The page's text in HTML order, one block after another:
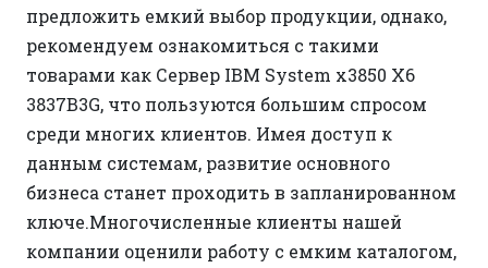
предложить емкий выбор продукции, однако,
рекомендуем ознакомиться с такими
товарами как Сервер IBM System x3850 X6
3837B3G, что пользуются большим спросом
среди многих клиентов. Имея доступ к
данным системам, развитие основного
бизнеса станет проходить в запланированном
ключе.Многочисленные клиенты нашей
компании оценили работу с емким каталогом,